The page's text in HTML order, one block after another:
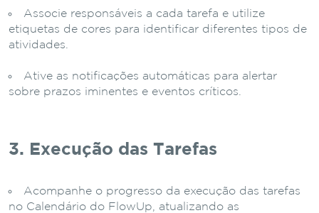
Associe responsáveis a cada tarefa e utilize
etiquetas de cores para identificar diferentes tipos de
atividades.
Ative as notificações automáticas para alertar
sobre prazos iminentes e eventos críticos.
3. Execução das Tarefas
Acompanhe o progresso da execução das tarefas
no Calendário do FlowUp, atualizando as